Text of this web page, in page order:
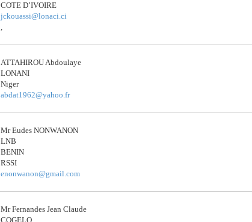
COTE D’IVOIRE
jckouassi@lonaci.ci
,
ATTAHIROU Abdoulaye
LONANI
Niger
abdat1962@yahoo.fr
Mr Eudes NONWANON
LNB
BENIN
RSSI
enonwanon@gmail.com
Mr Fernandes Jean Claude
COGELO